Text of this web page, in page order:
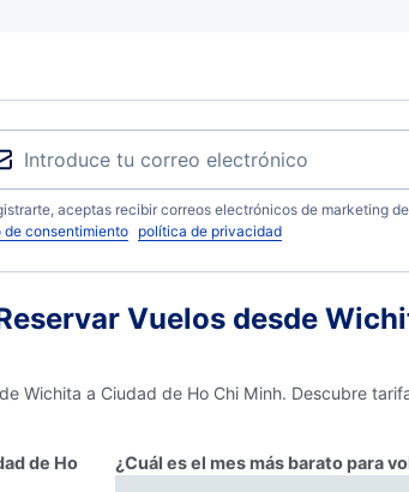
aceptas recibir correos electrónicos de marketing
de consentimiento
política de privacidad
Vuelos desde
Wichita a Ciudad de Ho Chi Minh. Descubre
de Ho
¿Cuál es el mes más barato para